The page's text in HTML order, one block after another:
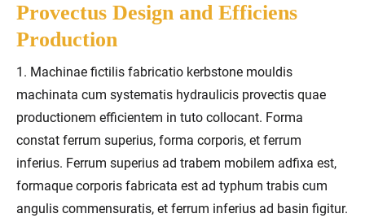
Provectus Design and Efficiens
Production
1. Machinae fictilis fabricatio kerbstone mouldis
machinata cum systematis hydraulicis provectis quae
productionem efficientem in tuto collocant. Forma
constat ferrum superius, forma corporis, et ferrum
inferius. Ferrum superius ad trabem mobilem adfixa est,
formaque corporis fabricata est ad typhum trabis cum
angulis commensuratis, et ferrum inferius ad basin figitur.